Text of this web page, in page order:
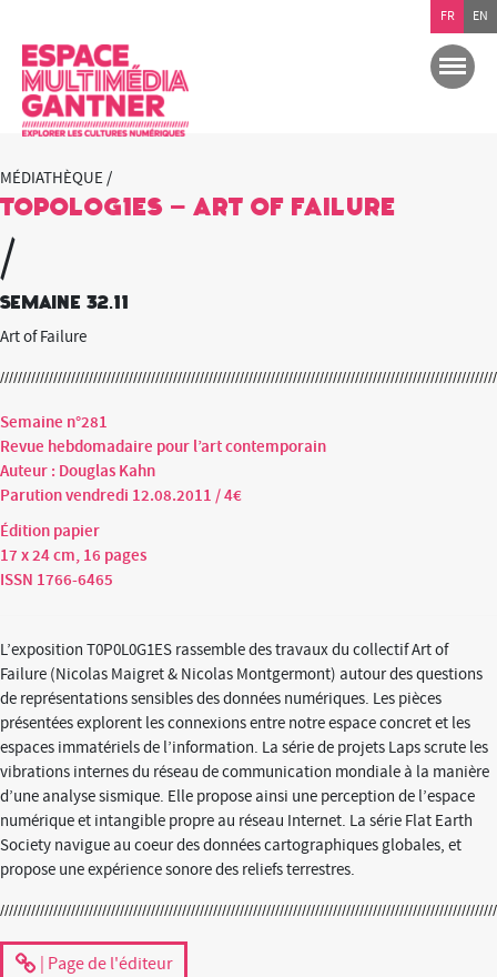
MÉDIATHÈQUE /
TOPOLOG1ES – Art of Failure
/
semaine 32.11
Art of Failure
Semaine n°281
Revue hebdomadaire pour l’art contemporain
Auteur : Douglas Kahn
Parution vendredi 12.08.2011 / 4€
Édition papier
17 x 24 cm, 16 pages
ISSN 1766-6465
L’exposition T0P0L0G1ES rassemble des travaux du collectif Art of
Failure (Nicolas Maigret & Nicolas Montgermont) autour des questions
de représentations sensibles des données numériques. Les pièces
présentées explorent les connexions entre notre espace concret et les
espaces immatériels de l’information. La série de projets Laps scrute les
vibrations internes du réseau de communication mondiale à la manière
d’une analyse sismique. Elle propose ainsi une perception de l’espace
numérique et intangible propre au réseau Internet. La série Flat Earth
Society navigue au coeur des données cartographiques globales, et
propose une expérience sonore des reliefs terrestres.
| Page de l'éditeur
FR EN